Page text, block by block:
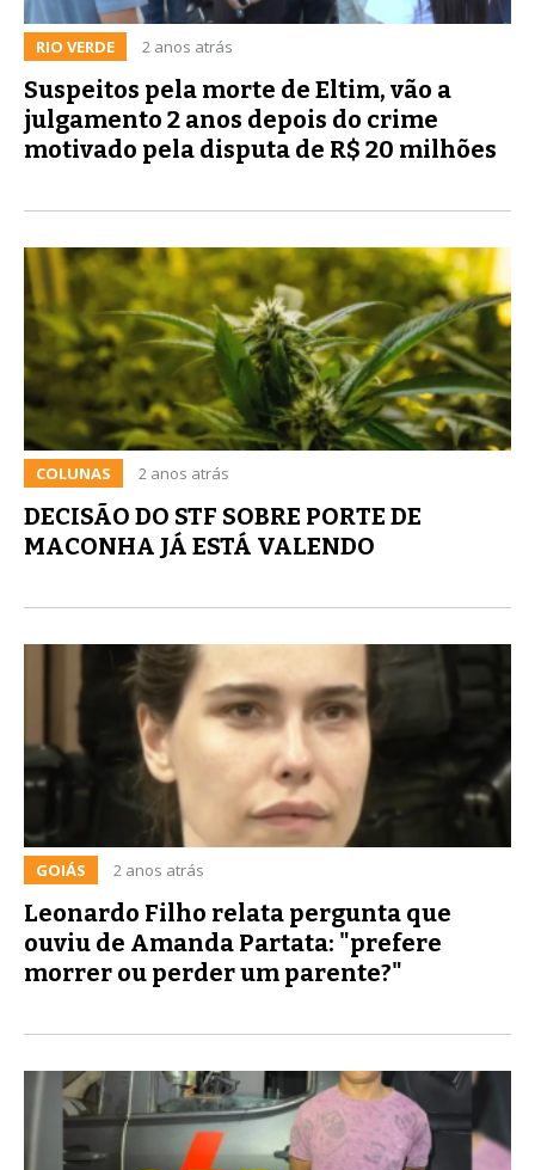
RIO VERDE 2 anos atrás
Suspeitos pela morte de Eltim, vão a
julgamento 2 anos depois do crime
motivado pela disputa de R$ 20 milhões
COLUNAS 2 anos atrás
DECISÃO DO STF SOBRE PORTE DE
MACONHA JÁ ESTÁ VALENDO
GOIÁS 2 anos atrás
Leonardo Filho relata pergunta que
ouviu de Amanda Partata: "prefere
morrer ou perder um parente?"